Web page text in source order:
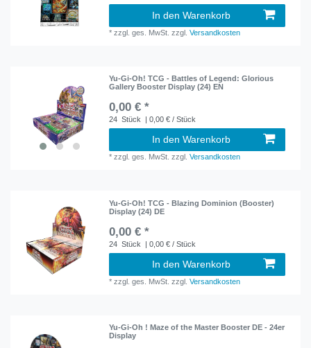
In den Warenkorb
*zzgl. ges. MwSt. zzgl.Versandkosten
Yu-Gi-Oh! TCG - Battles of Legend: Glorious
Gallery Booster Display (24) EN
0,00 € *
24 Stück | 0,00 € / Stück
In den Warenkorb
*zzgl. ges. MwSt. zzgl.Versandkosten
Yu-Gi-Oh! TCG - Blazing Dominion (Booster)
Display (24) DE
0,00 € *
24 Stück | 0,00 € / Stück
In den Warenkorb
*zzgl. ges. MwSt. zzgl.Versandkosten
Yu-Gi-Oh ! Maze of the Master Booster DE - 24er
Display